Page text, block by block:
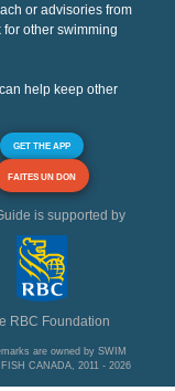
or advisories from
other swimming
help keep other
GET THE APP
FAITES UN DON
is supported by
RBC Foundation
are owned by SWIM
CANADA, 2011 - 2026